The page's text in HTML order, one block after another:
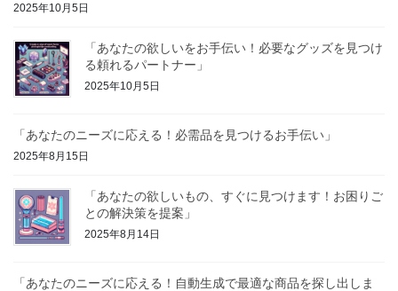
2025年10月5日
「あなたの欲しいをお手伝い！必要なグッズを見つけ
る頼れるパートナー」
2025年10月5日
「あなたのニーズに応える！必需品を見つけるお手伝い」
2025年8月15日
「あなたの欲しいもの、すぐに見つけます！お困りご
との解決策を提案」
2025年8月14日
「あなたのニーズに応える！自動生成で最適な商品を探し出しま